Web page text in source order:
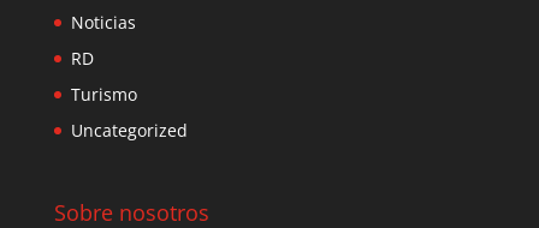
Noticias
RD
Turismo
Uncategorized
Sobre nosotros